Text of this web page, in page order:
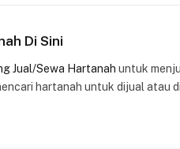
Di Sini
Jual/Sewa Hartanah untuk
hartanah untuk dijual atau